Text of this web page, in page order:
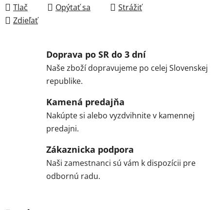
Tlač Opýtať sa
Strážiť
Zdieľať
Doprava po SR do 3 dní
Naše zboží dopravujeme po celej Slovenskej
republike.
Kamená predajňa
Nakúpte si alebo vyzdvihnite v kamennej
predajni.
Zákaznicka podpora
Naši zamestnanci sú vám k dispozícii pre
odbornú radu.